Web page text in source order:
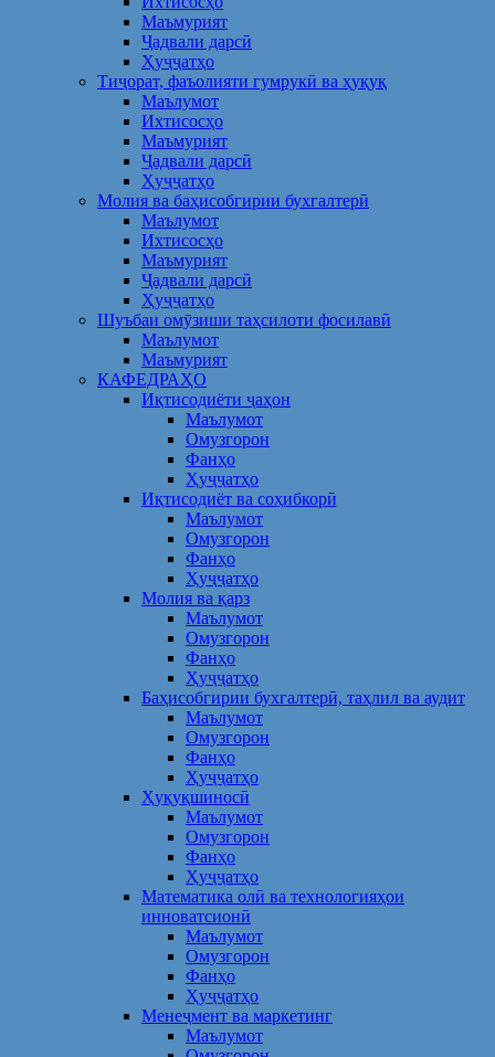
Маъмурият
Ҷадвали дарсӣ
Ҳуҷҷатҳо
Тиҷорат, фаъолияти гумрукӣ ва ҳуқуқ
Маълумот
Ихтисосҳо
Маъмурият
Ҷадвали дарсӣ
Ҳуҷҷатҳо
Молия ва баҳисобгирии бухгалтерӣ
Маълумот
Ихтисосҳо
Маъмурият
Ҷадвали дарсӣ
Ҳуҷҷатҳо
Шуъбаи омӯзиши таҳсилоти фосилавӣ
Маълумот
Маъмурият
КАФЕДРАҲО
Иқтисодиёти ҷаҳон
Маълумот
Омузгорон
Фанҳо
Ҳуҷҷатҳо
Иқтисодиёт ва соҳибкорӣ
Маълумот
Омузгорон
Фанҳо
Ҳуҷҷатҳо
Молия ва қарз
Маълумот
Омузгорон
Фанҳо
Ҳуҷҷатҳо
Баҳисобгирии бухгалтерӣ, таҳлил ва аудит
Маълумот
Омузгорон
Фанҳо
Ҳуҷҷатҳо
Ҳуқуқшиносӣ
Маълумот
Омузгорон
Фанҳо
Ҳуҷҷатҳо
Математика олӣ ва технологияҳои
инноватсионӣ
Маълумот
Омузгорон
Фанҳо
Ҳуҷҷатҳо
Менеҷмент ва маркетинг
Маълумот